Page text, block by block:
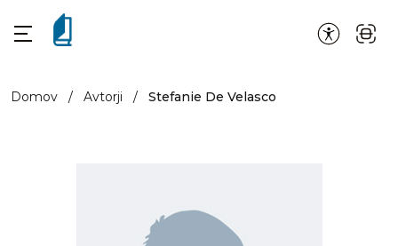
Domov / Avtorji / Stefanie De Velasco